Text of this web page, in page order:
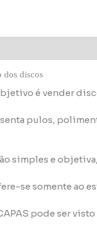
dos discos
é vender
pulos,
simples e
se somente ao
pode ser